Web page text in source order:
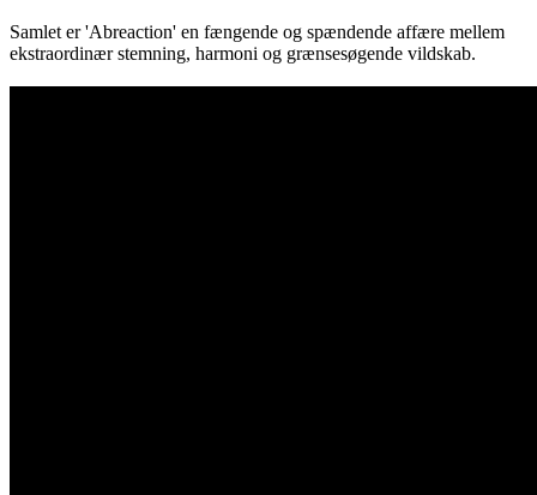
Samlet er 'Abreaction' en fængende og spændende affære mellem
ekstraordinær stemning, harmoni og grænsesøgende vildskab.